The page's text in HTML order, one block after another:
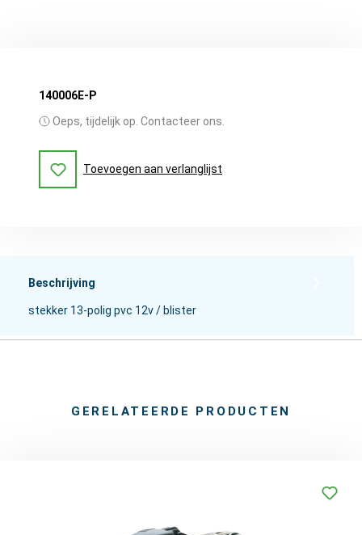
140006E-P
Oeps, tijdelijk op. Contacteer ons.
Toevoegen aan verlanglijst
Beschrijving
stekker 13-polig pvc 12v / blister
GERELATEERDE PRODUCTEN